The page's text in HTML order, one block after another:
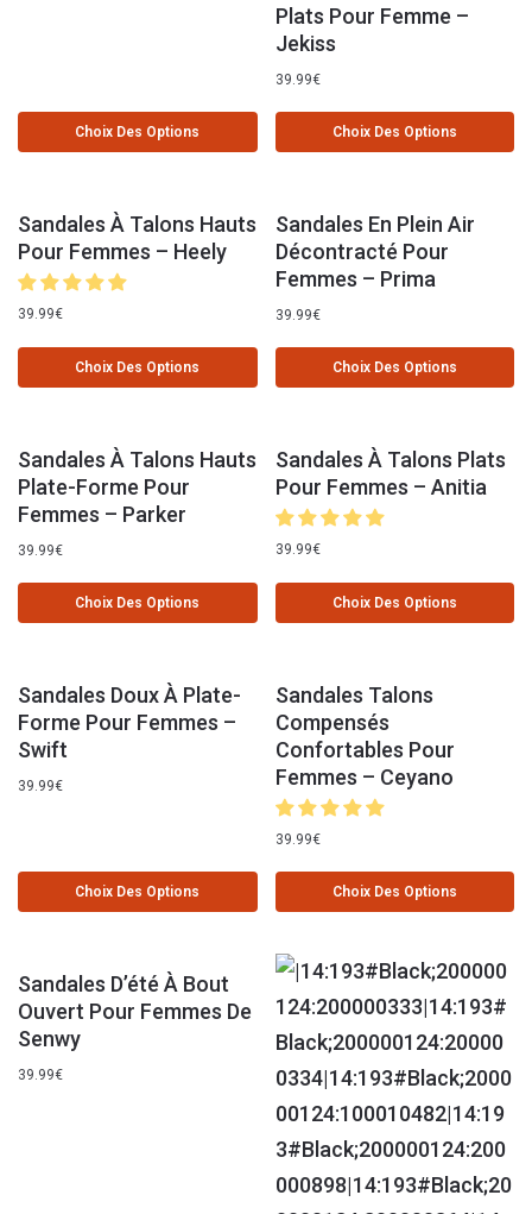
Choix Des Options
Plats Pour Femme –
Jekiss
39.99€
Choix Des Options
Sandales À Talons Hauts
Pour Femmes – Heely
39.99€
Choix Des Options
Sandales En Plein Air
Décontracté Pour
Femmes – Prima
39.99€
Choix Des Options
Sandales À Talons Hauts
Plate-Forme Pour
Femmes – Parker
39.99€
Choix Des Options
Sandales À Talons Plats
Pour Femmes – Anitia
39.99€
Choix Des Options
Sandales Doux À Plate-
Forme Pour Femmes –
Swift
39.99€
Choix Des Options
Sandales Talons
Compensés
Confortables Pour
Femmes – Ceyano
39.99€
Choix Des Options
Sandales D’été À Bout
Ouvert Pour Femmes De
Senwy
39.99€